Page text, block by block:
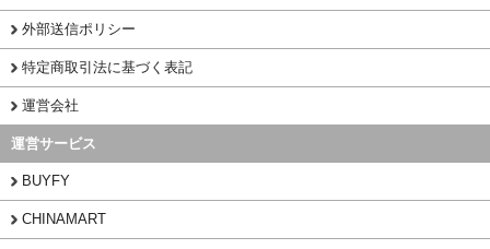
外部送信ポリシー
特定商取引法に基づく表記
運営会社
運営サービス
BUYFY
CHINAMART